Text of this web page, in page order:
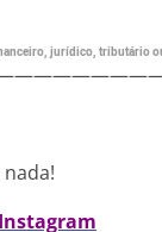
jurídico, tributário
Instagram